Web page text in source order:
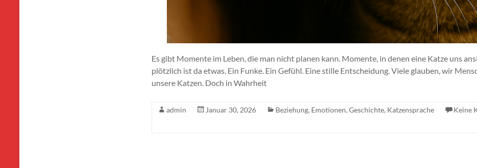
Es gibt Momente im Leben, die man nicht planen kann. Momente, in denen eine Katze uns
plötzlich ist da etwas. Ein Funke. Ein Gefühl. Eine stille Entscheidung. Viele glauben, wir
unsere Katzen. Doch in Wahrheit
admin Januar 30, 2026 Beziehung, Emotionen, Geschichte, Katzensprache
Keine